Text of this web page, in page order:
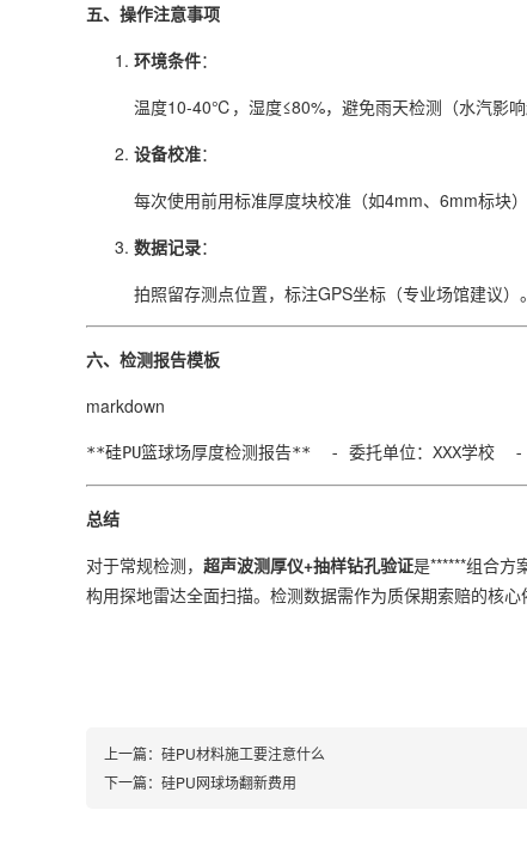
五、操作注意事项
环境条件：
温度10-40℃，湿度≤80%，避免雨天检测（水汽影响
设备校准：
每次使用前用标准厚度块校准（如4mm、6mm标块）
数据记录：
拍照留存测点位置，标注GPS坐标（专业场馆建议）。
六、检测报告模板
markdown
**硅PU篮球场厚度检测报告**  - 委托单位：XXX学校
总结
对于常规检测， 超声波测厚仪+抽样钻孔验证是******组合方
构用探地雷达全面扫描。检测数据需作为质保期索赔的核心
上一篇： 硅PU材料施工要注意什么
下一篇： 硅PU网球场翻新费用